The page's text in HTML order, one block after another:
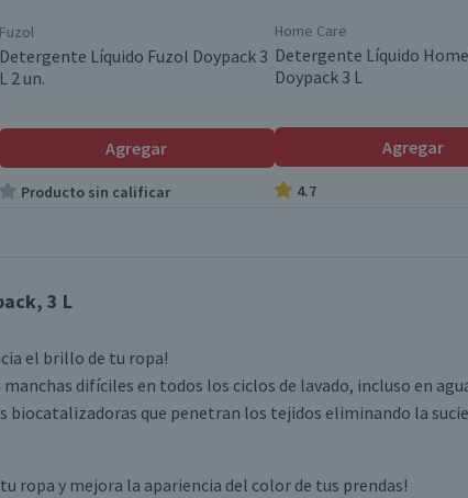
Fuzol
Detergente Líquido Fuzol Doypack 3
L 2 un.
Agregar
Producto sin calificar
Home Care
Detergente Líquido
Doypack 3 L
Agregar
4.7
3 L
el brillo de tu ropa!
difíciles en todos los ciclos de lavado, incluso en
biocatalizadoras que penetran los tejidos eliminando la
ropa y mejora la apariencia del color de tus prendas!